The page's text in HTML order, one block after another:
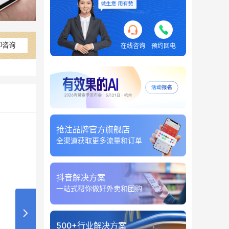
咨询 在线咨询 预约回电
抢注品牌官方旗舰店
全渠道获取更多流量和订单
抖音解决方案
一站式帮你做好外卖和团购
500+行业解决方案